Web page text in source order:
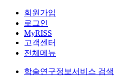
회원가입
로그인
MyRISS
고객센터
전체메뉴
학술연구정보서비스 검색